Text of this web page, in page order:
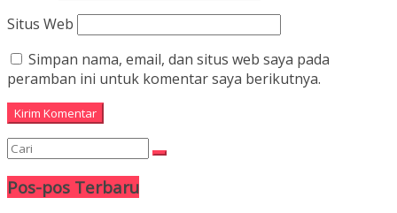
Situs Web
Simpan nama, email, dan situs web saya pada
peramban ini untuk komentar saya berikutnya.
Pos-pos Terbaru